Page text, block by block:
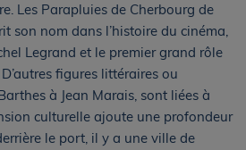
Les Parapluies de Cherbourg de
son nom dans l’histoire du cinéma,
Legrand et le premier grand rôle
figures littéraires ou
à Jean Marais, sont liées à
culturelle ajoute une profondeur
le port, il y a une ville de